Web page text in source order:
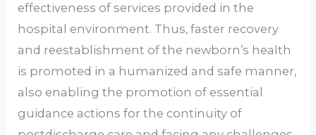
effectiveness of services provided in the
hospital environment. Thus, faster recovery
and reestablishment of the newborn’s health
is promoted in a humanized and safe manner,
also enabling the promotion of essential
guidance actions for the continuity of